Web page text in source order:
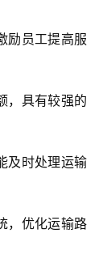
励员工提高服
，具有较强的
及时处理运输
，优化运输路